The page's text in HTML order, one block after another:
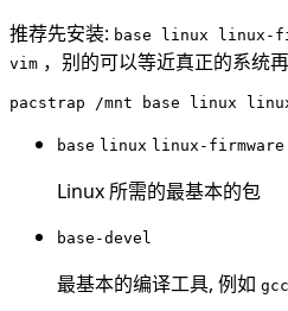
推荐先安装: base linux linux-
vim ，别的可以等近真正的系统再
base linux linux-firmware
Linux 所需的最基本的包
base-devel
最基本的编译工具, 例如 gcc